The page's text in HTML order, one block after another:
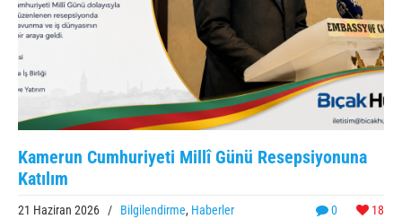
Kamerun Cumhuriyeti Millî Günü Resepsiyonuna
Katılım
0 18
21 Haziran 2026 / Bilgilendirme, Haberler